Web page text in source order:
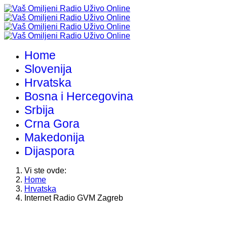
Home
Slovenija
Hrvatska
Bosna i Hercegovina
Srbija
Crna Gora
Makedonija
Dijaspora
Vi ste ovde:
Home
Hrvatska
Internet Radio GVM Zagreb